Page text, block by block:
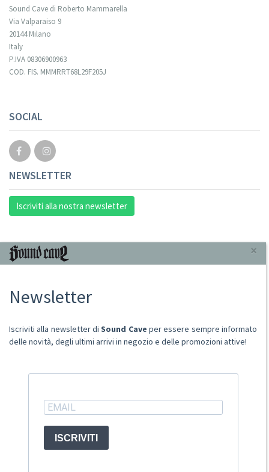
Sound Cave di Roberto Mammarella
Via Valparaiso 9
20144 Milano
Italy
P.IVA 08306900963
COD. FIS. MMMRRT68L29F205J
SOCIAL
NEWSLETTER
Iscriviti alla nostra newsletter
INFORMAZIONI
Punto Vendita
Spese postali
Domande Comuni
Ritiro merce in sede
ACCOUNT
×
Newsletter
Iscriviti alla newsletter diSound Cave per essere sempre informato
delle novità, degli ultimi arrivi in negozio e delle promozioni attive!
ISCRIVITI